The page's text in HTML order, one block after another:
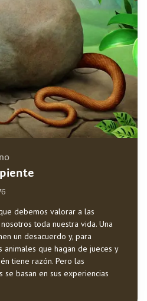
debemos valorar a las
toda nuestra vida. Una
un desacuerdo y, para
que hagan de jueces y
tiene razón. Pero las
se basan en sus experiencias